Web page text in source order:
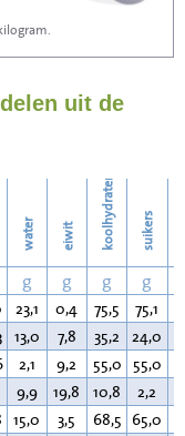
3
uit de
water eiwit koolhydraten suikers
g g g g
23,1 0,4 75,5 75,1
13,0 7,8 35,2 24,0
2,1 9,2 55,0 55,0
9,9 19,8 10,8 2,2
15,0 3,5 68,5 65,0